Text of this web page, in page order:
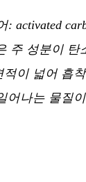
: activated
주 성분이 탄
이 넓어 흡
어나는 물질